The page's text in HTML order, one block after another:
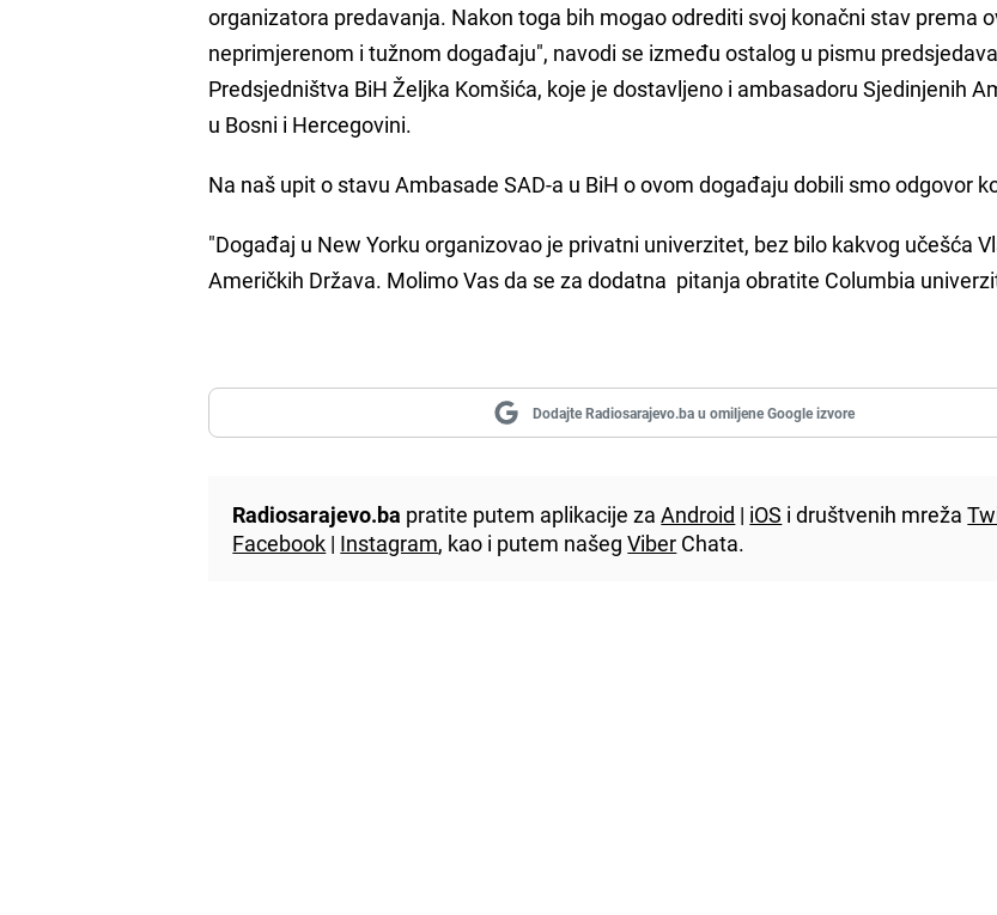
organizatora predavanja. Nakon toga bih mogao odrediti svoj konačni stav prema
neprimjerenom i tužnom događaju", navodi se između ostalog u pismu
Predsjedništva BiH Željka Komšića, koje je dostavljeno i ambasadoru Sjedinjenih
u Bosni i Hercegovini.
Na naš upit o stavu Ambasade SAD-a u BiH o ovom događaju dobili smo odgovor
"Događaj u New Yorku organizovao je privatni univerzitet, bez bilo kakvog učešća
Američkih Država. Molimo Vas da se za dodatna pitanja obratite Columbia
Dodajte Radiosarajevo.ba u omiljene Google izvore
Radiosarajevo.ba pratite putem aplikacije zaAndroid | iOS i društvenih mreža
Facebook | Instagram, kao i putem našegViber Chata.